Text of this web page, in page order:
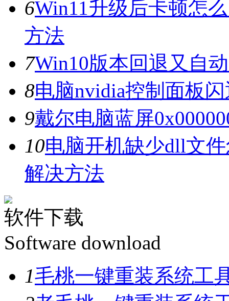
6Win11升级后卡顿怎
方法
7Win10版本回退又自
8电脑nvidia控制面板
9戴尔电脑蓝屏
10电脑开机缺少dll文
解决方法
软件下载
Software download
1毛桃一键重装系统工